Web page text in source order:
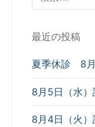
索
象:
最近の投稿
夏季休診 8月
8月5日（水
8月4日（火